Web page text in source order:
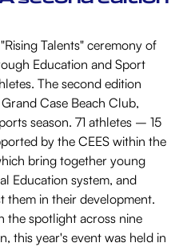
Talents" ceremony of
Education and Sport
The second edition
Case Beach Club,
season. 71 athletes – 15
by the CEES within the
bring together young
Education system, and
them in their development.
the spotlight across nine
this year's event was held in